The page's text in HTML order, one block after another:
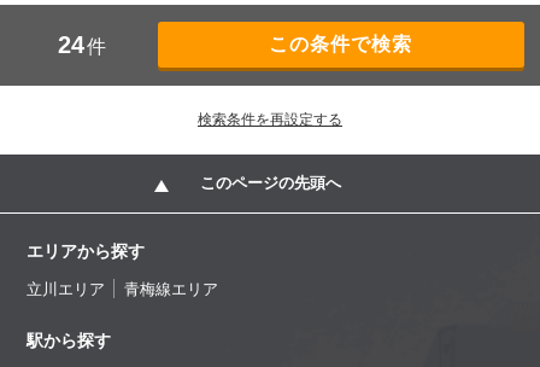
24件
検索条件を再設定する
このページの先頭へ
エリアから探す
立川エリア 青梅線エリア
駅から探す